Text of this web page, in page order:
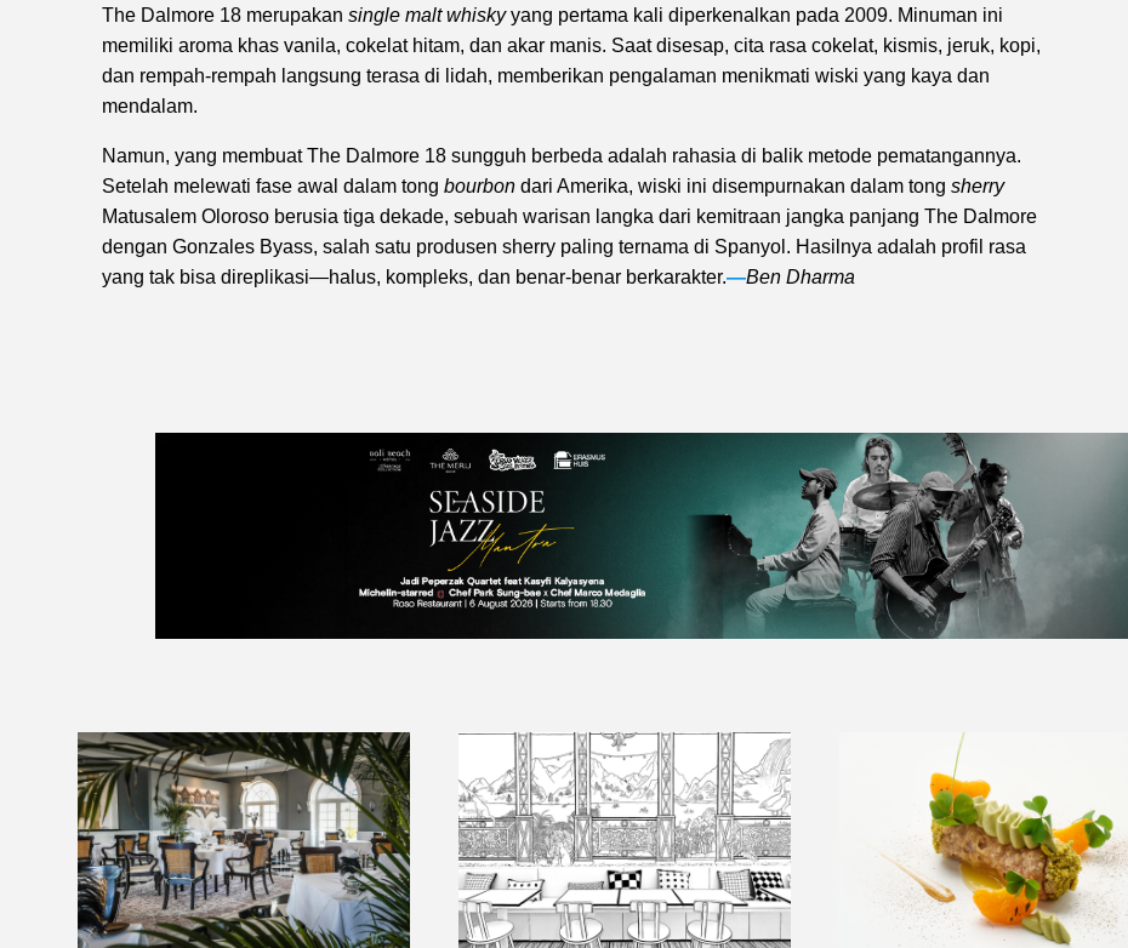
The Dalmore 18 merupakan single malt whiskyyang pertama kali diperkenalkan pada 2009. Minuman ini
memiliki aroma khas vanila, cokelat hitam, dan akar manis. Saat disesap, cita rasa cokelat, kismis, jeruk, kopi,
dan rempah-rempah langsung terasa di lidah, memberikan pengalaman menikmati wiski yang kaya dan
mendalam.
Namun, yang membuat The Dalmore 18 sungguh berbeda adalah rahasia di balik metode pematangannya.
Setelah melewati fase awal dalam tong bourbon dari Amerika, wiski ini disempurnakan dalam tong sherry
Matusalem Oloroso berusia tiga dekade, sebuah warisan langka dari kemitraan jangka panjang The Dalmore
dengan Gonzales Byass, salah satu produsen sherry paling ternama di Spanyol. Hasilnya adalah profil rasa
yang tak bisa direplikasi—halus, kompleks, dan benar-benar berkarakter.—Ben Dharma